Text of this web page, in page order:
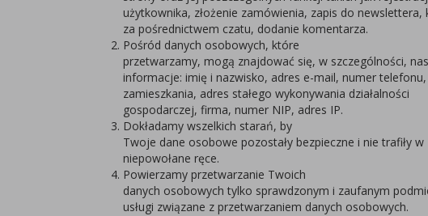
użytkownika, złożenie zamówienia, zapis do newslettera,
za pośrednictwem czatu, dodanie komentarza.
Pośród danych osobowych, które
przetwarzamy, mogą znajdować się, w szczególności,
informacje: imię i nazwisko, adres e-mail, numer
zamieszkania, adres stałego wykonywania działalności
gospodarczej, firma, numer NIP, adres IP.
Dokładamy wszelkich starań, by
Twoje dane osobowe pozostały bezpieczne i nie trafiły w
niepowołane ręce.
Powierzamy przetwarzanie Twoich
danych osobowych tylko sprawdzonym i zaufanym
usługi związane z przetwarzaniem danych osobowych.